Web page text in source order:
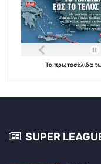
Τα πρωτοσέλιδα
SUPER